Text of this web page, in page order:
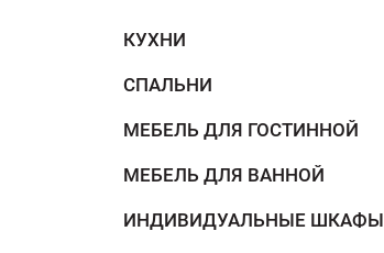
КУХНИ
СПАЛЬНИ
МЕБЕЛЬ ДЛЯ ГОСТИННОЙ
МЕБЕЛЬ ДЛЯ ВАННОЙ
ИНДИВИДУАЛЬНЫЕ ШКАФЫ